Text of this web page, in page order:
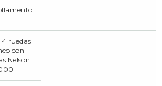
ruedas
con
Nelson